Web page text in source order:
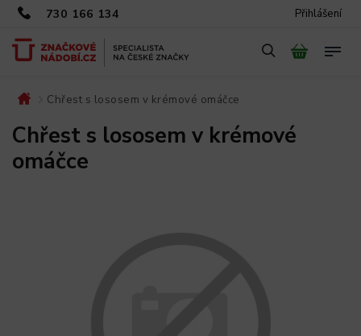
730 166 134 Přihlášení
Chřest s lososem v krémové omáčce
Chřest s lososem v krémové
omáčce